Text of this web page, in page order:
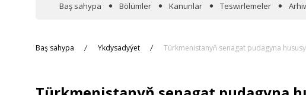
Baş sahypa Bölümler Kanunlar Teswirlemeler
Baş sahypa Ykdysadyýet Türkmenistanyň senagat pudagyna